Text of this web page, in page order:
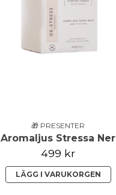
🎁 PRESENTER
Aromaljus Stressa Ner
499 kr
LÄGG I VARUKORGEN